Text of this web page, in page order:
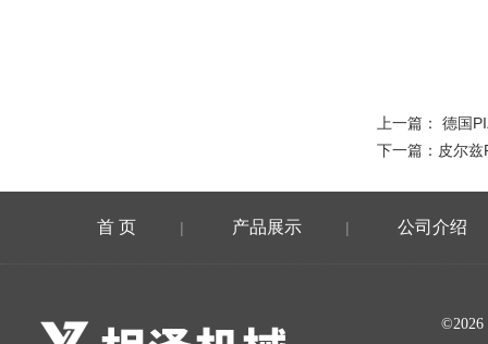
上一篇： 德国
下一篇： 皮尔
首 页 | 产品展示 | 公司介绍